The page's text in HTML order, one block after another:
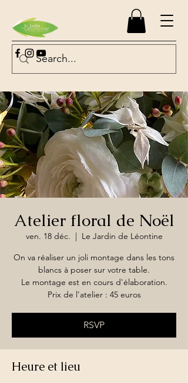
Atelier floral de Noël
ven. 18 déc.
  |
Le Jardin de Léontine
On va réaliser un joli montage dans les tons
blancs à poser sur votre table.
Le montage est en cours d'élaboration.
Prix de l'atelier : 45 euros
RSVP
Heure et lieu